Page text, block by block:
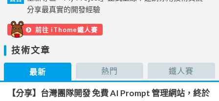
分享最真實的開發經驗
前往 iThome鐵人賽
技術文章
最新 熱門 鐵人賽
【分享】台灣團隊開發 免費 AI Prompt 管理網站，終於